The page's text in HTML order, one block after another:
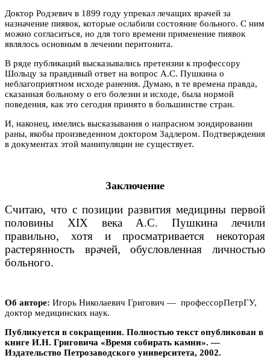
Доктор Родзевич в 1899 году упрекал лечащих врачей за
назначение пиявок, которые ослабили состояние больного. С ним
можно согласиться, но для того времени применение пиявок
являлось основным в лечении перитонита.
В ряде публикаций высказывались претензии к профессору
Шольцу за правдивый ответ на вопрос А.С. Пушкина о
неблагоприятном исходе ранения. Думаю, в те времена правда,
сказанная больному о его болезни и исходе, была нормой
поведения, как это сегодня принято в большинстве стран.
И, наконец, имелись высказывания о напрасном зондировании
раны, якобы произведенном доктором Задлером. Подтверждения
в документах этой манипуляции не существует.
Заключение
Считаю, что с позиции развития медицины первой
половины XIX века А.С. Пушкина лечили
правильно, хотя и просматривается некоторая
растерянность врачей, обусловленная личностью
больного.
Об авторе: Игорь Николаевич Григович — профессорПетрГУ,
доктор медицинских наук.
Публикуется в сокращении. Полностью текст опубликован в
книге И.Н. Григовича «Время собирать камни». —
Издательство Петрозаводского университета, 2002.